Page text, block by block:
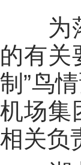
为落
的有关
制”鸟
机场集
相关负